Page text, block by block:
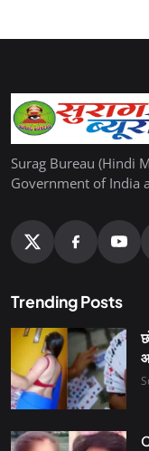
Surag Bureau (Hindi
Government of India
Trending Posts